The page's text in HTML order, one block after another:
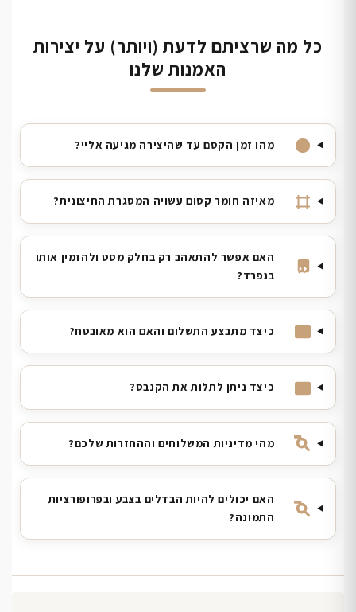
כל מה שרציתם לדעת (ויותר) על יצירות
האמנות שלנו
מהו זמן הקסם עד שהיצירה מגיעה אליי?
מאיזה חומר קסום עשויה המסגרת החיצונית?
האם אפשר להתאהב רק בחלק מסט ולהזמין אותו
בנפרד?
כיצד מתבצע התשלום והאם הוא מאובטח?
כיצד ניתן לתלות את הקנבס?
מהי מדיניות המשלוחים וההחזרות שלכם?
האם יכולים להיות הבדלים בצבע ובפרופורציות
התמונה?